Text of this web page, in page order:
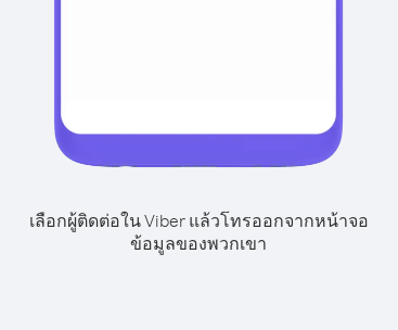
เลือกผู้ติดต่อใน Viber แล้วโทรออกจากหน้าจอ
ข้อมูลของพวกเขา